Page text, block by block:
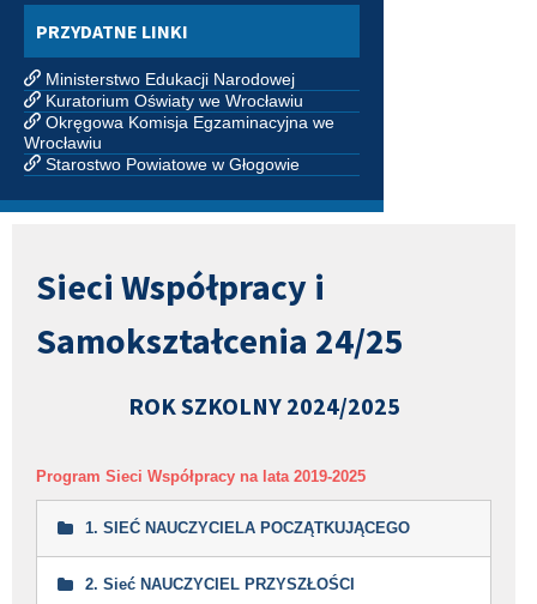
PRZYDATNE LINKI
Ministerstwo Edukacji Narodowej
Kuratorium Oświaty we Wrocławiu
Okręgowa Komisja Egzaminacyjna we
Wrocławiu
Starostwo Powiatowe w Głogowie
Sieci Współpracy i
Samokształcenia 24/25
ROK SZKOLNY 2024/2025
Program Sieci Współpracy na lata 2019-2025
1. SIEĆ NAUCZYCIELA POCZĄTKUJĄCEGO
2. Sieć NAUCZYCIEL PRZYSZŁOŚCI